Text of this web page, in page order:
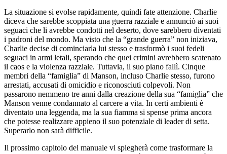
La situazione si evolse rapidamente, quindi fate attenzione. Charlie
diceva che sarebbe scoppiata una guerra razziale e annunciò ai suoi
seguaci che li avrebbe condotti nel deserto, dove sarebbero diventati
i padroni del mondo. Ma visto che la “grande guerra” non iniziava,
Charlie decise di cominciarla lui stesso e trasformò i suoi fedeli
seguaci in armi letali, sperando che quei crimini avrebbero scatenato
il caos e la violenza razziale. Tuttavia, il suo piano fallì. Cinque
membri della “famiglia” di Manson, incluso Charlie stesso, furono
arrestati, accusati di omicidio e riconosciuti colpevoli. Non
passarono nemmeno tre anni dalla creazione della sua “famiglia” che
Manson venne condannato al carcere a vita. In certi ambienti è
diventato una leggenda, ma la sua fiamma si spense prima ancora
che potesse realizzare appieno il suo potenziale di leader di setta.
Superarlo non sarà difficile.
Il prossimo capitolo del manuale vi spiegherà come trasformare la